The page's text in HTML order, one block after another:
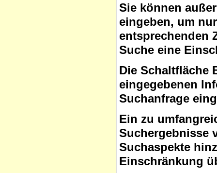
Sie können
eingeben, um
entsprechenden
Suche eine
Die Schaltfläche
eingegebenen
Suchanfrage
Ein zu
Suchergebnisse
Suchaspekte
Einschränkung